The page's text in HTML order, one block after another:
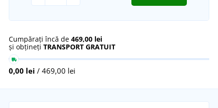
Cumpărați încă de 469,00 lei
și obțineți TRANSPORT GRATUIT
0,00 lei / 469,00 lei